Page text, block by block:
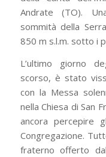
Andrate (TO).
sommità della
850 m s.l.m. sotto i
L’ultimo giorno
scorso, è stato
con la Messa
nella Chiesa di San
ancora percepire
Congregazione.
fraterno offerto